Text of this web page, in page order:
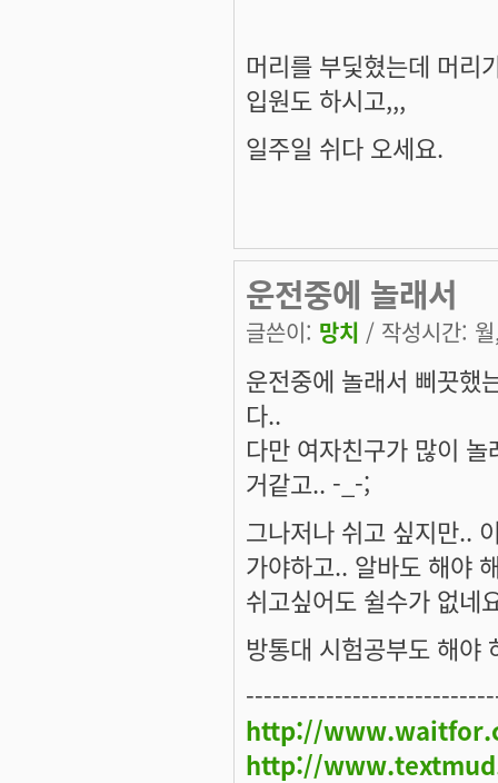
머리를 부딫혔는데 머리
입원도 하시고,,,
일주일 쉬다 오세요.
운전중에 놀래서
글쓴이: 망치 / 작성시간:
운전중에 놀래서 삐끗했
다..
다만 여자친구가 많이
거같고.. -_-;
그나저나 쉬고 싶지만..
가야하고.. 알바도 해야
쉬고싶어도 쉴수가 없네
방통대 시험공부도 해야
http://
http://